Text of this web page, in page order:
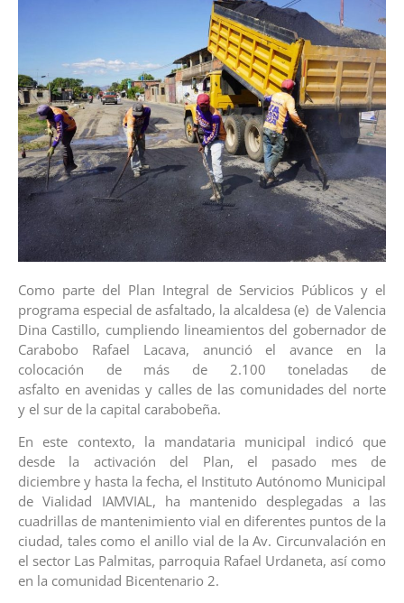
Como parte del Plan Integral de Servicios Públicos y el
programa especial de asfaltado, la alcaldesa (e) de Valencia
Dina Castillo, cumpliendo lineamientos del gobernador de
Carabobo Rafael Lacava, anunció el avance en la
colocación de más de 2.100 toneladas de
asfalto en avenidas y calles de las comunidades del norte
y el sur de la capital carabobeña.
En este contexto, la mandataria municipal indicó que
desde la activación del Plan, el pasado mes de
diciembre y hasta la fecha, el Instituto Autónomo Municipal
de Vialidad IAMVIAL, ha mantenido desplegadas a las
cuadrillas de mantenimiento vial en diferentes puntos de la
ciudad, tales como el anillo vial de la Av. Circunvalación en
el sector Las Palmitas, parroquia Rafael Urdaneta, así como
en la comunidad Bicentenario 2.